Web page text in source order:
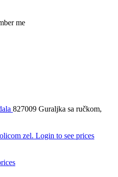
me
827009 Guraljka sa ručkom,
zel. Login to see prices